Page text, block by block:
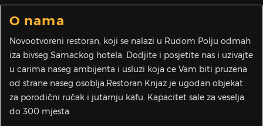
O nama
Novootvoreni restoran, koji se nalazi u Rudom Polju odmah
iza bivseg Samackog hotela. Dodjite i posjetite nas i uzivajte
u carima naseg ambijenta i usluzi koja ce Vam biti pruzena
od strane naseg osoblja.Restoran Knjaz je ugodan objekat
za porodični ručak i jutarnju kafu. Kapacitet sale za veselja
do 300 mjesta.